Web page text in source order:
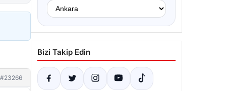
#23266
Bizi Takip Edin